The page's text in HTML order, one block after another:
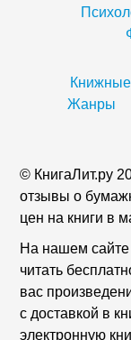
Жанры
© КнигаЛит.ру
отзывы о
цен на книги в
На нашем сайте
читать
вас
с доставкой в
электронную